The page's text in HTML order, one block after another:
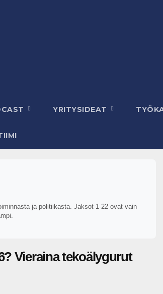
YRITYSIDEAT
ja politiikasta. Jaksot 1-22 ovat vain
Vieraina tekoälygurut